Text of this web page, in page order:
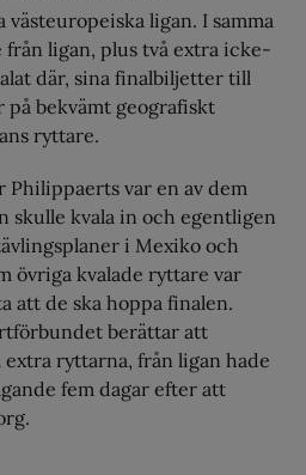
ligan. I samma
från ligan, plus två extra icke-
där, sina finalbiljetter till
på bekvämt geografiskt
ryttare.
Philippaerts var en av dem
skulle kvala in och egentligen
i Mexiko och
övriga kvalade ryttare var
att de ska hoppa finalen.
berättar att
extra ryttarna, från ligan hade
fem dagar efter att